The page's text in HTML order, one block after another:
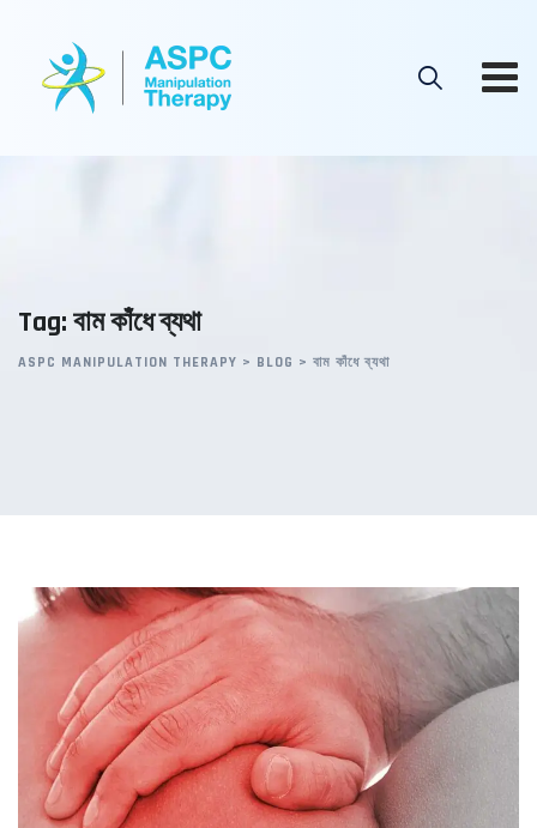
content
Tag: বাম কাঁধে ব্যথা
ASPC MANIPULATION THERAPY > BLOG > বাম কাঁধে ব্যথা